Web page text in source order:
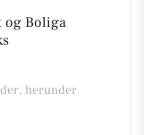
og Boliga
herunder